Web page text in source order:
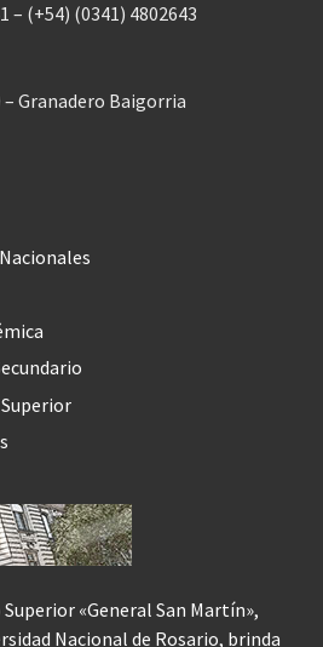
– (+54) (0341) 4802643
Granadero Baigorria
«General San Martín»,
Nacional de Rosario, brinda